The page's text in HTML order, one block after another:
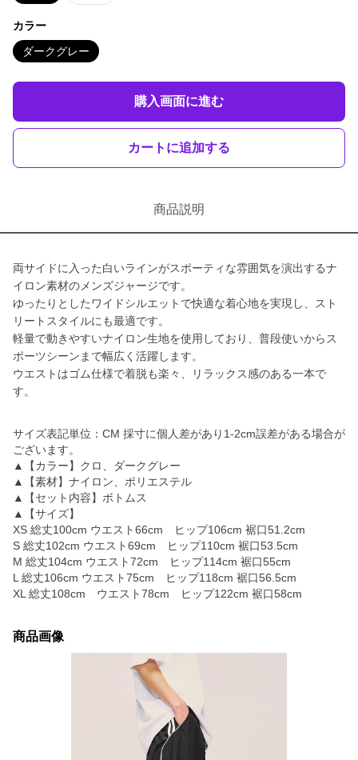
カラー
ダークグレー
購入画面に進む
カートに追加する
商品説明
両サイドに入った白いラインがスポーティな雰囲気を演出するナ
イロン素材のメンズジャージです。
ゆったりとしたワイドシルエットで快適な着心地を実現し、スト
リートスタイルにも最適です。
軽量で動きやすいナイロン生地を使用しており、普段使いからス
ポーツシーンまで幅広く活躍します。
ウエストはゴム仕様で着脱も楽々、リラックス感のある一本で
す。
サイズ表記単位：CM 採寸に個人差があり1-2cm誤差がある場合が
ございます。
▲【カラー】クロ、ダークグレー
▲【素材】ナイロン、ポリエステル
▲【セット内容】ボトムス
▲【サイズ】
XS 総丈100cm ウエスト66cm ヒップ106cm 裾口51.2cm
S 総丈102cm ウエスト69cm ヒップ110cm 裾口53.5cm
M 総丈104cm ウエスト72cm ヒップ114cm 裾口55cm
L 総丈106cm ウエスト75cm ヒップ118cm 裾口56.5cm
XL 総丈108cm ウエスト78cm ヒップ122cm 裾口58cm
商品画像